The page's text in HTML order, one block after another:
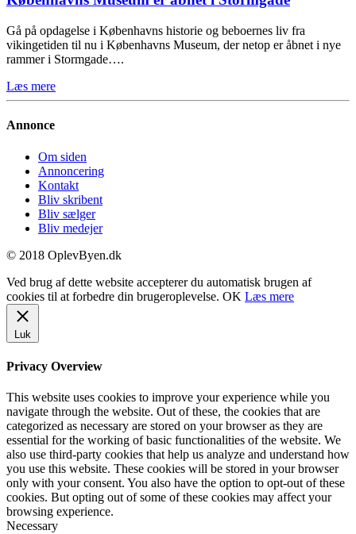
Gå på opdagelse i Københavns historie og beboernes liv fra
vikingetiden til nu i Københavns Museum, der netop er åbnet i nye
rammer i Stormgade….
Læs mere
Annonce
Om siden
Annoncering
Kontakt
Bliv skribent
Bliv sælger
Bliv medejer
© 2018 OplevByen.dk
Ved brug af dette website accepterer du automatisk brugen af
cookies til at forbedre din brugeroplevelse. OK Læs mere
Luk
Privacy Overview
This website uses cookies to improve your experience while you
navigate through the website. Out of these, the cookies that are
categorized as necessary are stored on your browser as they are
essential for the working of basic functionalities of the website. We
also use third-party cookies that help us analyze and understand how
you use this website. These cookies will be stored in your browser
only with your consent. You also have the option to opt-out of these
cookies. But opting out of some of these cookies may affect your
browsing experience.
Necessary